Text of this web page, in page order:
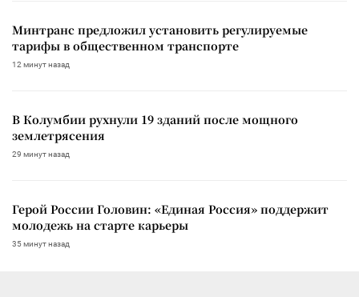
Минтранс предложил установить регулируемые
тарифы в общественном транспорте
12 минут назад
В Колумбии рухнули 19 зданий после мощного
землетрясения
29 минут назад
Герой России Головин: «Единая Россия» поддержит
молодежь на старте карьеры
35 минут назад